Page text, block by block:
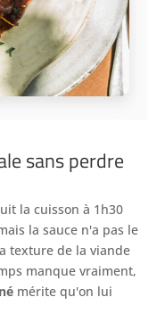
sans perdre
la cuisson à 1h30
la sauce n'a pas le
texture de la viande
manque vraiment,
mérite qu'on lui